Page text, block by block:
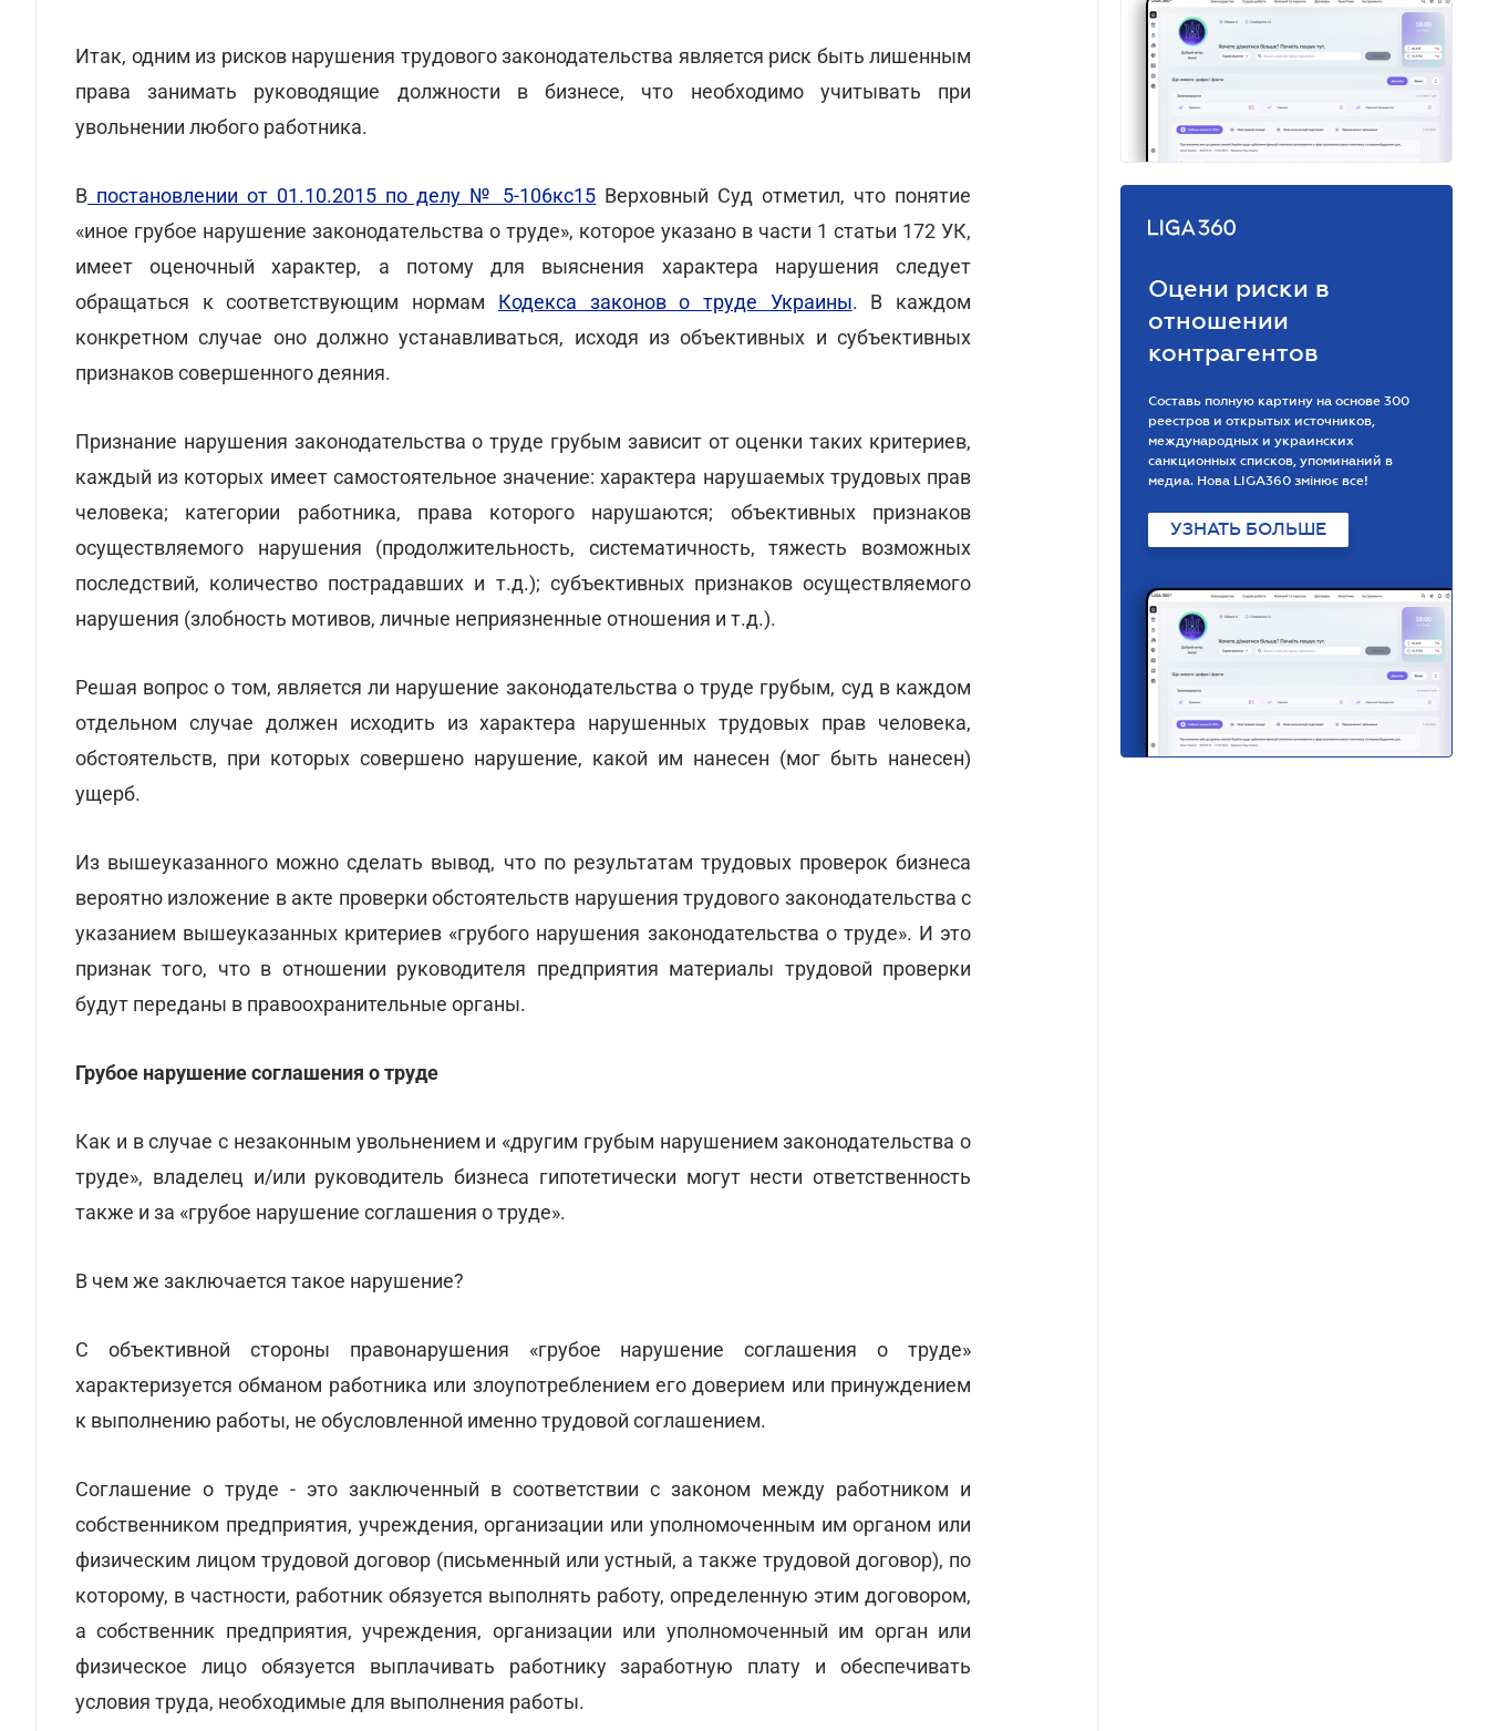
Итак, одним из рисков нарушения трудового законодательства является риск быть лишенным
права занимать руководящие должности в бизнесе, что необходимо учитывать при
увольнении любого работника.
В постановлении от 01.10.2015 по делу № 5-106кс15 Верховный Суд отметил, что понятие
«иное грубое нарушение законодательства о труде», которое указано в части 1 статьи 172 УК,
имеет оценочный характер, а потому для выяснения характера нарушения следует
обращаться к соответствующим нормам Кодекса законов о труде Украины. В каждом
конкретном случае оно должно устанавливаться, исходя из объективных и субъективных
признаков совершенного деяния.
Признание нарушения законодательства о труде грубым зависит от оценки таких критериев,
каждый из которых имеет самостоятельное значение: характера нарушаемых трудовых прав
человека; категории работника, права которого нарушаются; объективных признаков
осуществляемого нарушения (продолжительность, систематичность, тяжесть возможных
последствий, количество пострадавших и т.д.); субъективных признаков осуществляемого
нарушения (злобность мотивов, личные неприязненные отношения и т.д.).
Решая вопрос о том, является ли нарушение законодательства о труде грубым, суд в каждом
отдельном случае должен исходить из характера нарушенных трудовых прав человека,
обстоятельств, при которых совершено нарушение, какой им нанесен (мог быть нанесен)
ущерб.
Из вышеуказанного можно сделать вывод, что по результатам трудовых проверок бизнеса
вероятно изложение в акте проверки обстоятельств нарушения трудового законодательства с
указанием вышеуказанных критериев «грубого нарушения законодательства о труде». И это
признак того, что в отношении руководителя предприятия материалы трудовой проверки
будут переданы в правоохранительные органы.
Грубое нарушение соглашения о труде
Как и в случае с незаконным увольнением и «другим грубым нарушением законодательства о
труде», владелец и/или руководитель бизнеса гипотетически могут нести ответственность
также и за «грубое нарушение соглашения о труде».
В чем же заключается такое нарушение?
С объективной стороны правонарушения «грубое нарушение соглашения о труде»
характеризуется обманом работника или злоупотреблением его доверием или принуждением
к выполнению работы, не обусловленной именно трудовой соглашением.
Соглашение о труде - это заключенный в соответствии с законом между работником и
собственником предприятия, учреждения, организации или уполномоченным им органом или
физическим лицом трудовой договор (письменный или устный, а также трудовой договор), по
которому, в частности, работник обязуется выполнять работу, определенную этим договором,
а собственник предприятия, учреждения, организации или уполномоченный им орган или
физическое лицо обязуется выплачивать работнику заработную плату и обеспечивать
условия труда, необходимые для выполнения работы.
Оцени риски в
отношении
контрагентов
Составь полную картину на основе 300
реестров и открытых источников,
международных и украинских
санкционных списков, упоминаний в
медиа. Нова LIGA360 змінює все!
УЗНАТЬ БОЛЬШЕ